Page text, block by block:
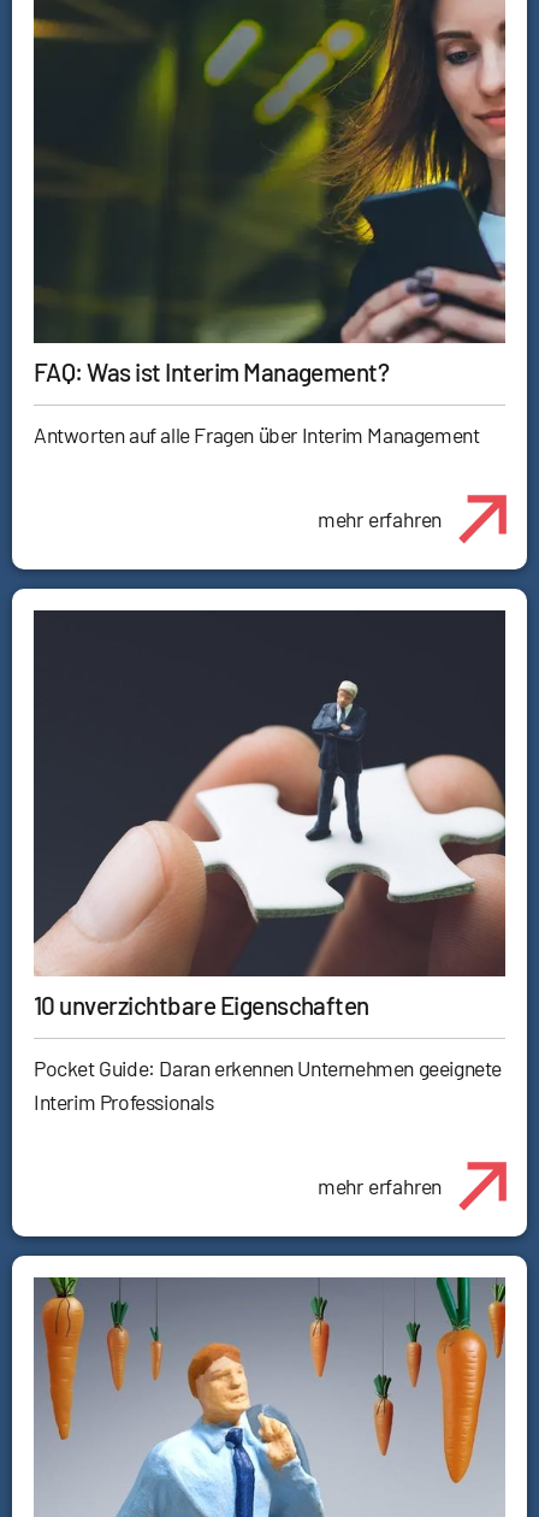
FAQ: Was ist Interim Management?
Antworten auf alle Fragen über Interim Management
mehr erfahren
10 unverzichtbare Eigenschaften
Pocket Guide: Daran erkennen Unternehmen geeignete
Interim Professionals
mehr erfahren